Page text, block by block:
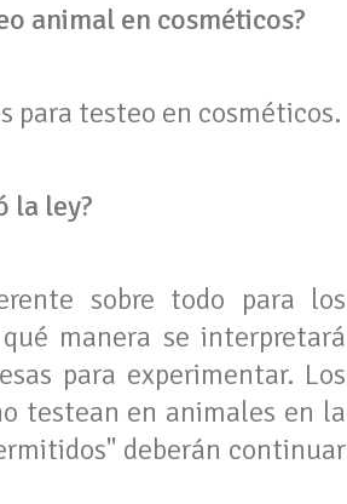
animal en cosméticos?
para testeo en cosméticos.
la ley?
sobre todo para los
manera se interpretará
para experimentar. Los
testean en animales en la
deberán continuar